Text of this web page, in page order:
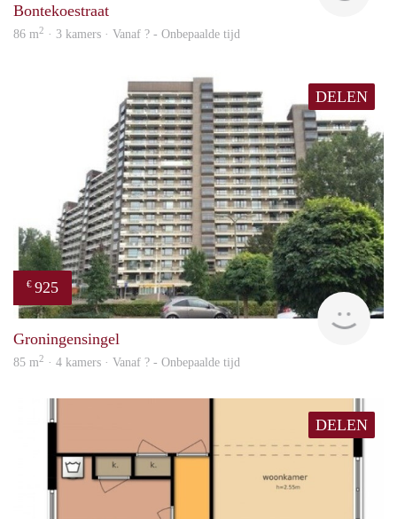
Bontekoestraat
86 m2 · 3 kamers · Vanaf ? - Onbepaalde tijd
DELEN
€ 925
Groningensingel
85 m2 · 4 kamers · Vanaf ? - Onbepaalde tijd
DELEN